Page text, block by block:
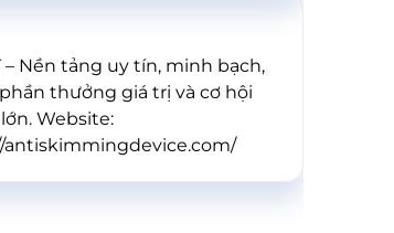
– Nền tảng uy tín, minh bạch,
thưởng giá trị và cơ hội
Website:
antiskimmingdevice.com/